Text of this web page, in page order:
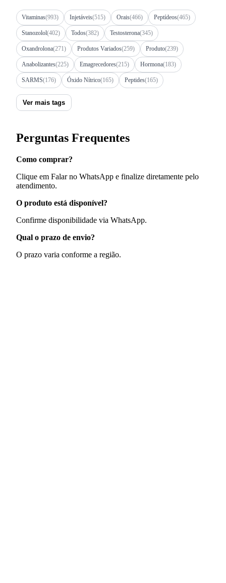
Vitaminas(993) Injetáveis(515) Orais(466) Peptídeos(465)
Stanozolol(402) Todos(382) Testosterona(345)
Oxandrolona(271) Produtos Variados(259) Produto(239)
Anabolizantes(225) Emagrecedores(215) Hormona(183)
SARMS(176) Óxido Nítrico(165) Peptides(165)
Ver mais tags
Perguntas Frequentes
Como comprar?
Clique em Falar no WhatsApp e finalize diretamente pelo
atendimento.
O produto está disponível?
Confirme disponibilidade via WhatsApp.
Qual o prazo de envio?
O prazo varia conforme a região.